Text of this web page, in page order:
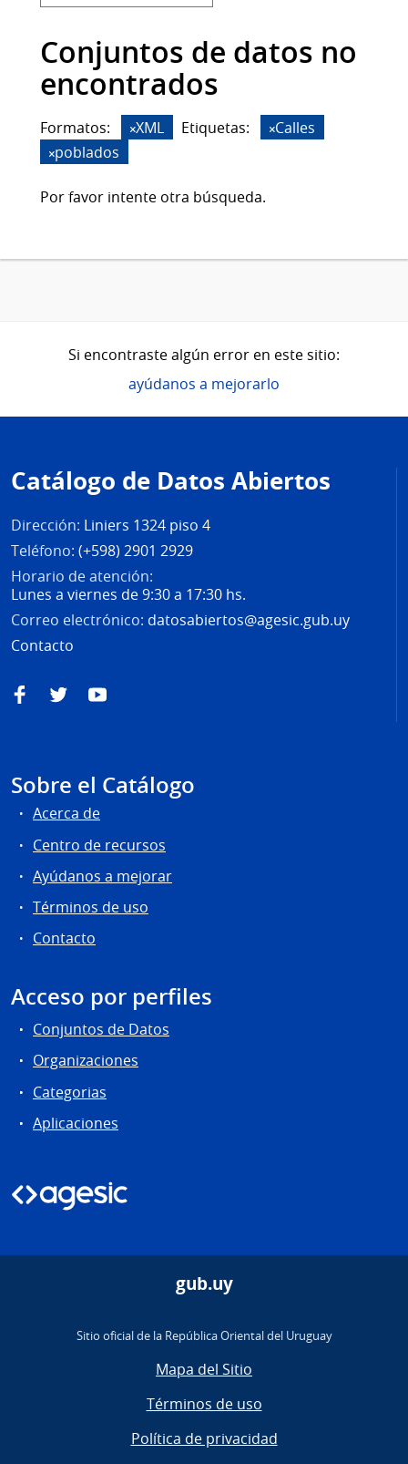
Conjuntos de datos no
encontrados
Formatos: XML Etiquetas:
Calles
poblados
Por favor intente otra búsqueda.
Si encontraste algún error en este sitio:
ayúdanos a mejorarlo
de
página
Catálogo de Datos Abiertos
Dirección: Liniers 1324 piso 4
Teléfono: (+598) 2901 2929
Horario de atención:
Lunes a viernes de 9:30 a 17:30 hs.
Correo electrónico: datosabiertos@agesic.gub.uy
Contacto
FacebookTwitterYouTube
Sobre el Catálogo
Acerca de
Centro de recursos
Ayúdanos a mejorar
Términos de uso
Contacto
Acceso por perfiles
Conjuntos de Datos
Organizaciones
Categorias
Aplicaciones
gub.uy
Sitio oficial de la República Oriental del Uruguay
Mapa del Sitio
Términos de uso
Política de privacidad